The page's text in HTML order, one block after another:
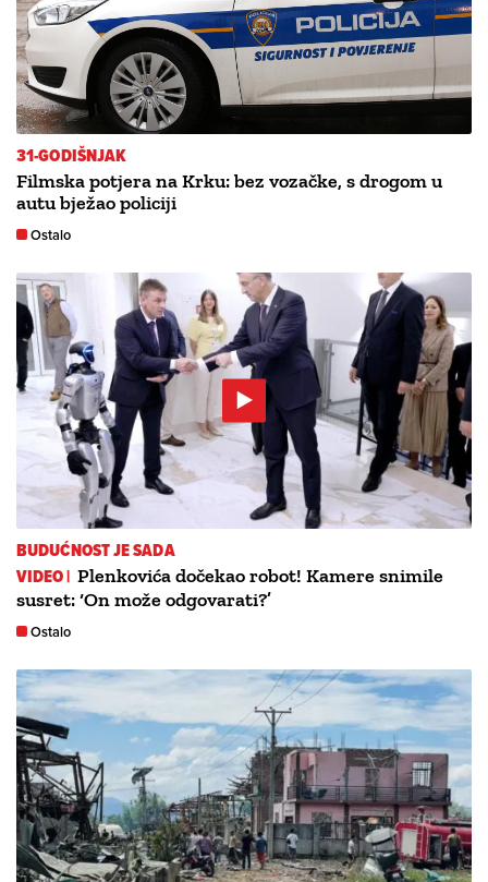
31-GODIŠNJAK
Filmska potjera na Krku: bez vozačke, s drogom u
autu bježao policiji
Ostalo
BUDUĆNOST JE SADA
VIDEO | Plenkovića dočekao robot! Kamere snimile
susret: ‘On može odgovarati?’
Ostalo